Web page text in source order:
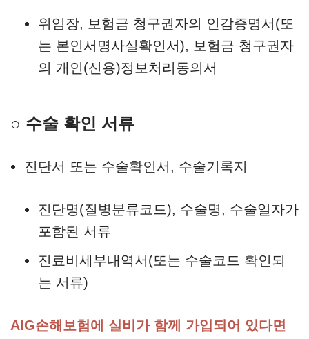
위임장, 보험금 청구권자의 인감증명서(또
는 본인서명사실확인서), 보험금 청구권자
의 개인(신용)정보처리동의서
○ 수술 확인 서류
진단서 또는 수술확인서, 수술기록지
진단명(질병분류코드), 수술명, 수술일자가
포함된 서류
진료비세부내역서(또는 수술코드 확인되
는 서류)
AIG손해보험에 실비가 함께 가입되어 있다면